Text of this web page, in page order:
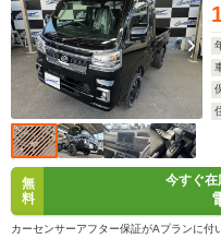
無
料
今すぐ在
カーセンサーアフター保証がAプランに付